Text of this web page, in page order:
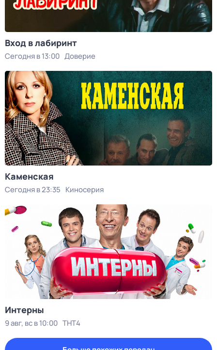
Вход в лабиринт
Сегодня в 13:00 Доверие
Каменская
Сегодня в 23:35 Киносерия
Интерны
9 авг, вс в 10:00 ТНТ4